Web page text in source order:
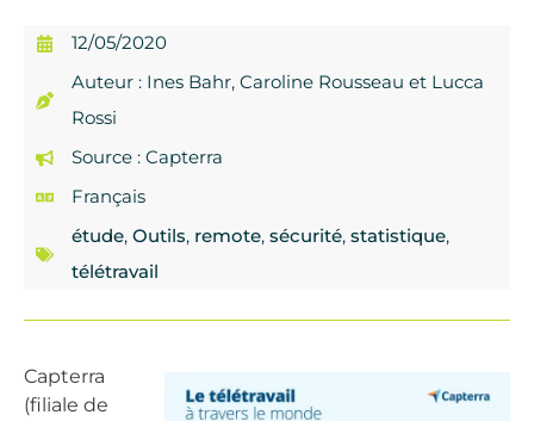
12/05/2020
Auteur : Ines Bahr, Caroline Rousseau et Lucca
Rossi
Source : Capterra
Français
étude, Outils, remote, sécurité, statistique,
télétravail
Capterra
(filiale de